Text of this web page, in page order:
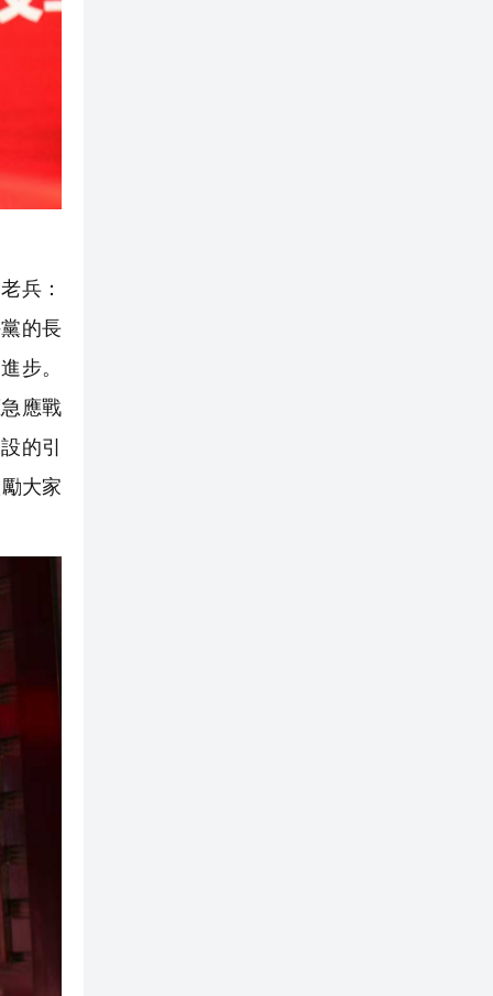
兵：
的長
步。
應戰
的引
大家